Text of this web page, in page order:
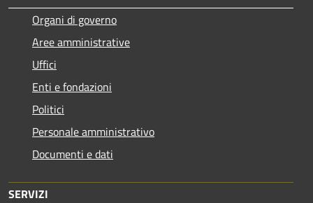
Organi di governo
Aree amministrative
Uffici
Enti e fondazioni
Politici
Personale amministrativo
Documenti e dati
SERVIZI